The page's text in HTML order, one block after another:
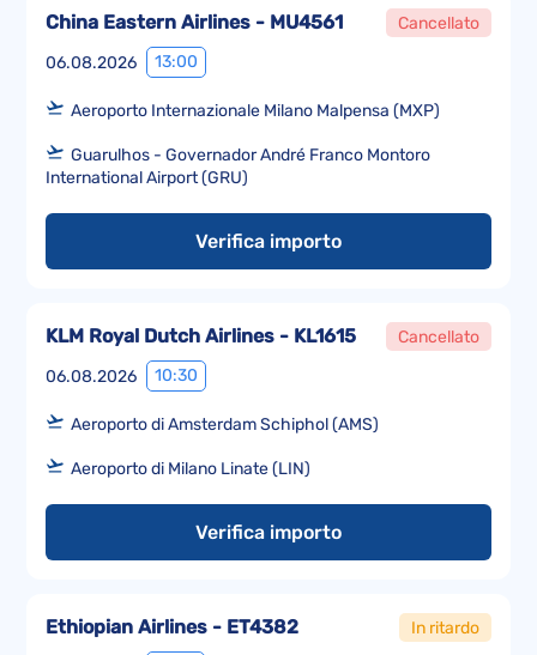
06.08.2026 13:00
China Eastern Airlines - MU4561 Cancellato
Aeroporto Internazionale Milano Malpensa (MXP)
Guarulhos - Governador André Franco Montoro
International Airport (GRU)
Verifica importo
06.08.2026 10:30
KLM Royal Dutch Airlines - KL1615 Cancellato
Aeroporto di Amsterdam Schiphol (AMS)
Aeroporto di Milano Linate (LIN)
Verifica importo
Ethiopian Airlines - ET4382 In ritardo